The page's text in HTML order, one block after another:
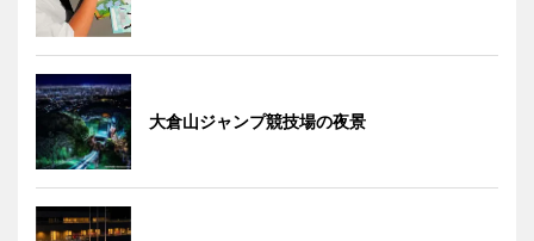
大倉山ジャンプ競技場の夜景